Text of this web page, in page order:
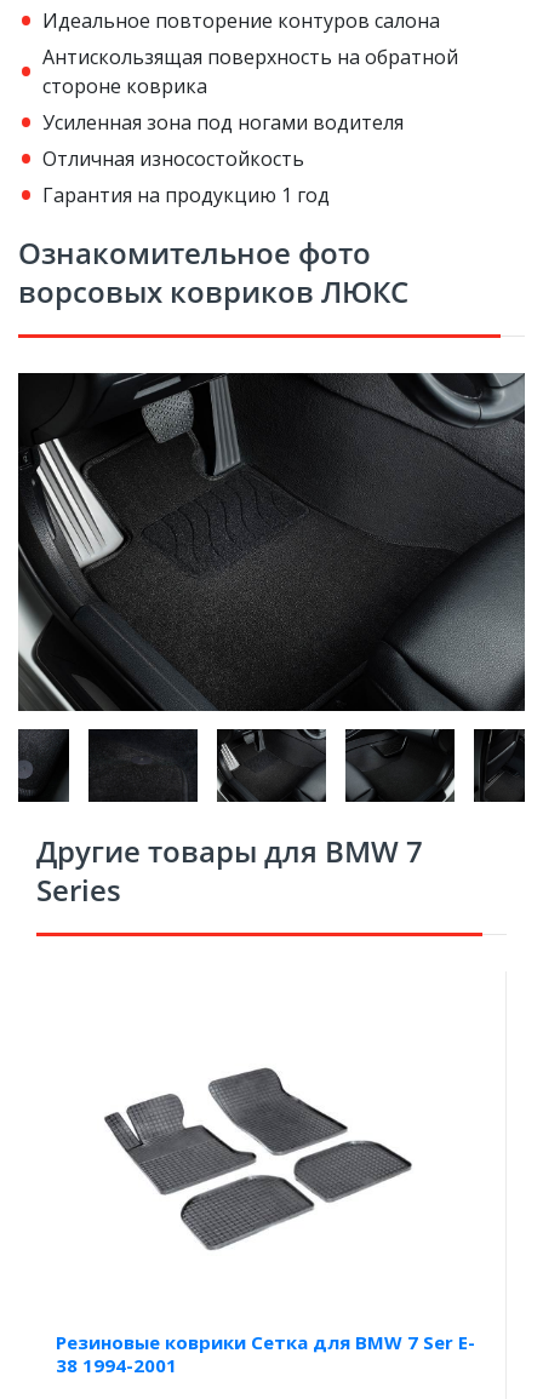
Идеальное повторение контуров салона
Антискользящая поверхность на обратной
стороне коврика
Усиленная зона под ногами водителя
Отличная износостойкость
Гарантия на продукцию 1 год
Ознакомительное фото
ворсовых ковриков ЛЮКС
Другие товары для BMW 7
Series
Резиновые коврики Сетка для BMW 7 Ser E-
38 1994-2001